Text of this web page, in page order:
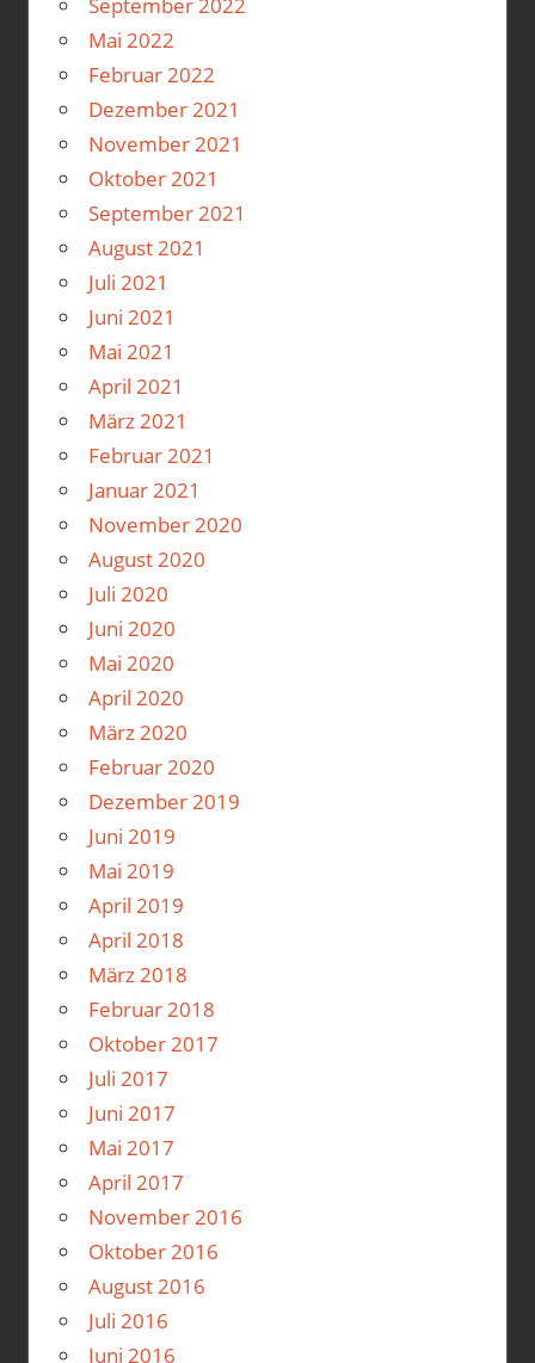
September 2022
Mai 2022
Februar 2022
Dezember 2021
November 2021
Oktober 2021
September 2021
August 2021
Juli 2021
Juni 2021
Mai 2021
April 2021
März 2021
Februar 2021
Januar 2021
November 2020
August 2020
Juli 2020
Juni 2020
Mai 2020
April 2020
März 2020
Februar 2020
Dezember 2019
Juni 2019
Mai 2019
April 2019
April 2018
März 2018
Februar 2018
Oktober 2017
Juli 2017
Juni 2017
Mai 2017
April 2017
November 2016
Oktober 2016
August 2016
Juli 2016
Juni 2016